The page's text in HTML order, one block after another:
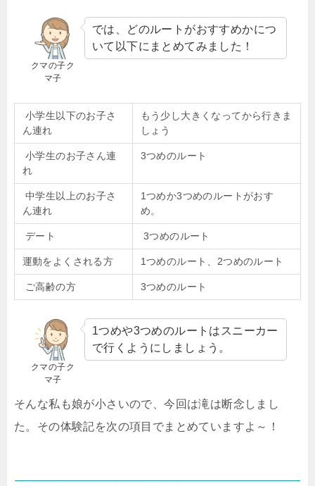
クマの子ク
マ子
では、どのルートがおすすめかにつ
いて以下にまとめてみました！
小学生以下のお子さ
ん連れ
もう少し大きくなってから行きま
しょう
小学生のお子さん連
れ
3つめのルート
中学生以上のお子さ
ん連れ
1つめか3つめのルートがおす
め。
デート 3つめのルート
運動をよくされる方 1つめのルート、2つめのルート
ご高齢の方 3つめのルート
クマの子ク
マ子
1つめや3つめのルートはスニーカー
で行くようにしましょう。
そんな私も娘が小さいので、今回は滝は断念しまし
た。その体験記を次の項目でまとめていますよ～！